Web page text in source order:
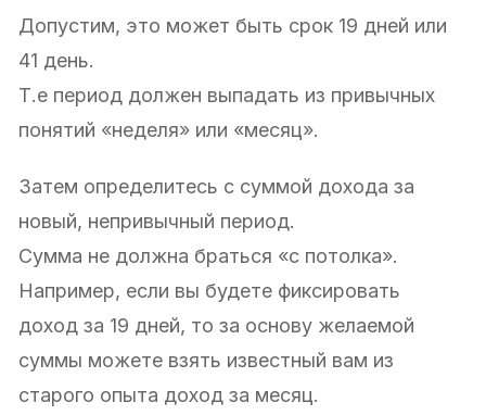
Допустим, это может быть срок 19 дней или
41 день.
Т.е период должен выпадать из привычных
понятий «неделя» или «месяц».
Затем определитесь с суммой дохода за
новый, непривычный период.
Сумма не должна браться «с потолка».
Например, если вы будете фиксировать
доход за 19 дней, то за основу желаемой
суммы можете взять известный вам из
старого опыта доход за месяц.